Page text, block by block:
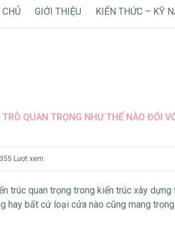
CHỦ GIỚI THIỆU KIẾN THỨC – KỸ
QUAN TRỌNG NHƯ THẾ NÀO ĐỐI
355 Lượt xem
trúc quan trọng trong kiến trúc xây dựng
hay bất cứ loại cửa nào cũng mang